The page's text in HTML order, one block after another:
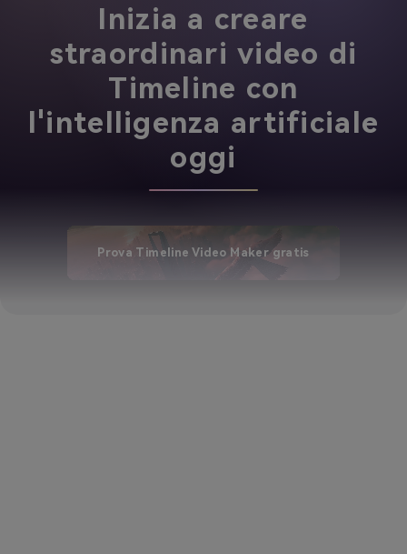
Inizia a creare
straordinari video di
Timeline con
l'intelligenza artificiale
oggi
Prova Timeline Video Maker gratis